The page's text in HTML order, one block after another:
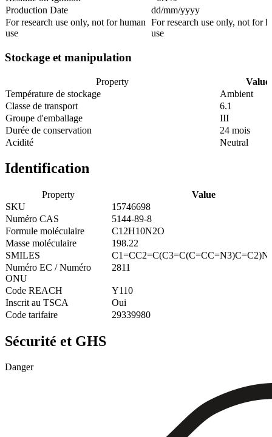
Production Date
dd/mm/yyyy
For research use only, not for human
use
For research use only, not for
use
Stockage et manipulation
Property
Value
Température de stockage
Ambient
Classe de transport
6.1
Groupe d'emballage
III
Durée de conservation
24 mois
Acidité
Neutral
Identification
Property
Value
SKU
15746698
Numéro CAS
5144-89-8
Formule moléculaire
C12H10N2O
Masse moléculaire
198.22
SMILES
Numéro EC / Numéro
ONU
2811
Code REACH
Y110
Inscrit au TSCA
Oui
Code tarifaire
29339980
Sécurité et GHS
Danger